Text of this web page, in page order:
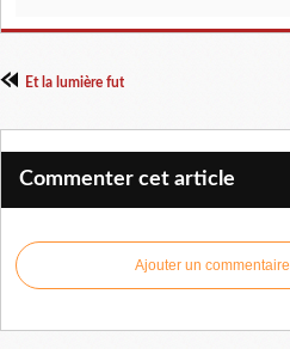
Et la lumière fut
Commenter cet article
Ajouter un commentaire